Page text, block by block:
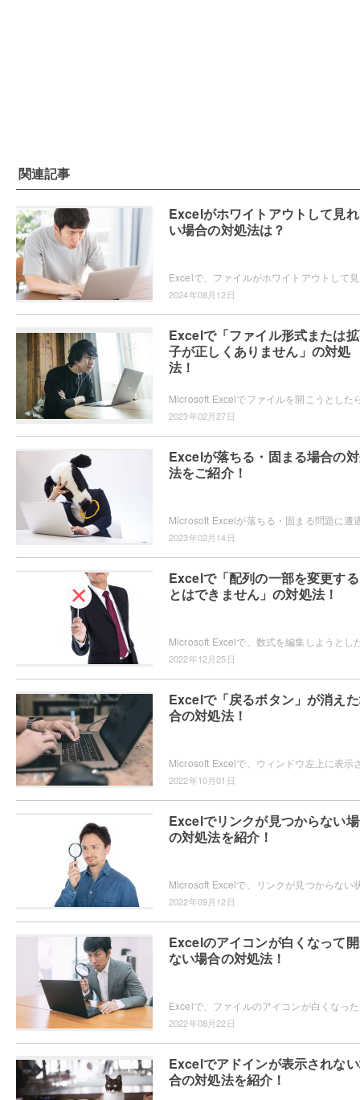
関連記事
Excelがホワイトアウトして見
い場合の対処法は？
2024年08月12日
Excelで「ファイル形式または
子が正しくありません」の対処
法！
2023年02月27日
Excelが落ちる・固まる場合の
法をご紹介！
2023年02月14日
Excelで「配列の一部を変更す
とはできません」の対処法！
2022年12月25日
Excelで「戻るボタン」が消え
合の対処法！
2022年10月01日
Excelでリンクが見つからない
の対処法を紹介！
2022年09月12日
Excelのアイコンが白くなって
ない場合の対処法！
2022年08月22日
Excelでアドインが表示されな
合の対処法を紹介！